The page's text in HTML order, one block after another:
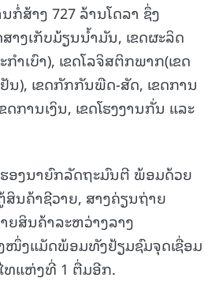
ກໍ່ສ້າງ 727 ລ້ານໂດລາ ຊຶ່ງ
າງເກັບມ້ຽນນໍ້າມັນ, ເຂດຜະລິດ
ຳເບົາ), ເຂດໂລຈິສຕິກພາກ(ເຂດ
ນ), ເຂດກັກກັນພືດ-ສັດ, ເຂດການ
ດການເງິນ, ເຂດໂຮງງານກັ່ນ ແລະ
ອງນາຍົກລັດຖະມົນຕີ ພ້ອມດ້ວຍ
ສິນຄ້າຊີວາຍ, ສາງຄ່ຽນຖ່າຍ
ຍສິນຄ້າລະຫວ່າງລາງ
ໜຶ່ງແມັດພ້ອມທັງຢ້ຽມຊົມຈຸດເຊື່ອມ
ທແຫ່ງທີ່ 1 ຕື່ມອີກ.